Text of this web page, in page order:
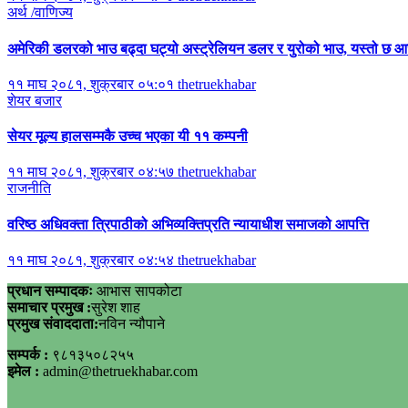
अर्थ /वाणिज्य
अमेरिकी डलरको भाउ बढ्दा घट्यो अस्ट्रेलियन डलर र युरोको भाउ, यस्तो छ
११ माघ २०८१, शुक्रबार ०५:०१ thetruekhabar
शेयर बजार
सेयर मूल्य हालसम्मकै उच्च भएका यी ११ कम्पनी
११ माघ २०८१, शुक्रबार ०४:५७ thetruekhabar
राजनीति
वरिष्ठ अधिवक्ता त्रिपाठीको अभिव्यक्तिप्रति न्यायाधीश समाजको आपत्ति
११ माघ २०८१, शुक्रबार ०४:५४ thetruekhabar
प्रधान सम्पादकः आभास सापकोटा
समाचार प्रमुख :सुरेश शाह
प्रमुख संवाददाता:नविन न्यौपाने
सम्पर्क : ९८१३५०८२५५
इमेल : admin@thetruekhabar.com